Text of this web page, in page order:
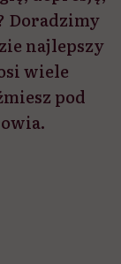
Doradzimy
najlepszy
wiele
pod